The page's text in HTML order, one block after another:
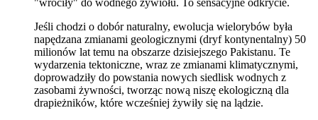
"wróciły" do wodnego żywiołu. To sensacyjne odkrycie.
Jeśli chodzi o dobór naturalny, ewolucja wielorybów była
napędzana zmianami geologicznymi (dryf kontynentalny) 50
milionów lat temu na obszarze dzisiejszego Pakistanu. Te
wydarzenia tektoniczne, wraz ze zmianami klimatycznymi,
doprowadziły do powstania nowych siedlisk wodnych z
zasobami żywności, tworząc nową niszę ekologiczną dla
drapieżników, które wcześniej żywiły się na lądzie.